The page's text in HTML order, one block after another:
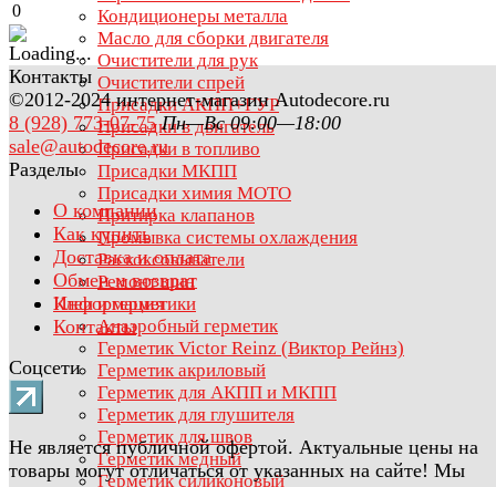
Кондиционеры металла
Масло для сборки двигателя
Очистители для рук
Очистители спрей
Присадки АКПП+ГУР
Присадки в двигатель
Присадки в топливо
Присадки МКПП
Присадки химия МОТО
Притирка клапанов
Промывка системы охлаждения
Раскоксовыватели
Ремонт шин
Клеи и герметики
Анаэробный герметик
Герметик Victor Reinz (Виктор Рейнз)
Герметик акриловый
Герметик для АКПП и МКПП
Герметик для глушителя
Герметик для швов
Герметик медный
Герметик силиконовый
0
Контакты
©2012-2024 интернет-магазин Autodecore.ru
8 (928) 773-07-75 Пн—Вс 09:00—18:00
sale@autodecore.ru
Разделы
О компании
Как купить
Доставка и оплата
Обмен и возврат
Информация
Контакты
Соцсети
Не является публичной офертой. Актуальные цены на
товары могут отличаться от указанных на сайте! Мы